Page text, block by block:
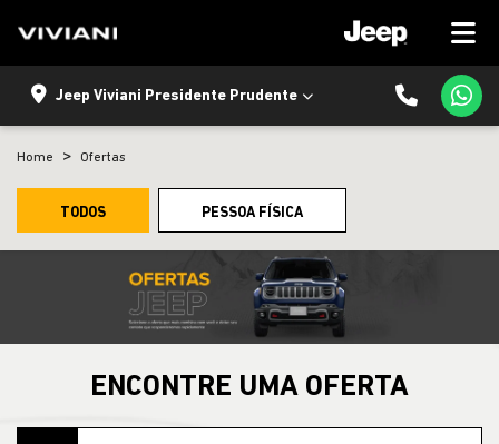
Jeep Viviani Presidente Prudente
Home Ofertas
TODOS PESSOA FÍSICA
ENCONTRE UMA OFERTA